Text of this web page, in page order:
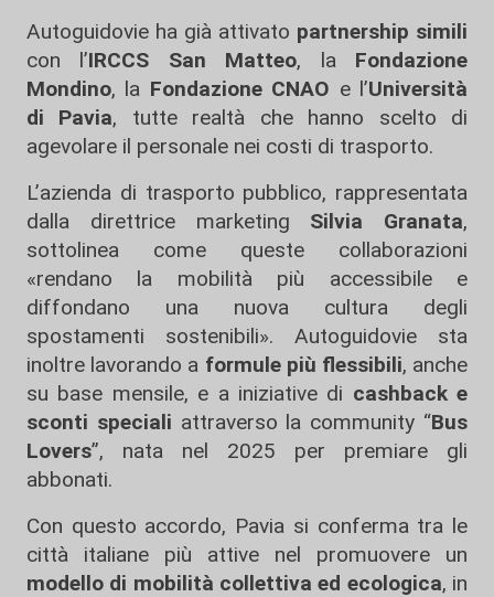
Autoguidovie ha già attivato partnership simili
con l’IRCCS San Matteo, la Fondazione
Mondino, la Fondazione CNAO e l’Università
di Pavia, tutte realtà che hanno scelto di
agevolare il personale nei costi di trasporto.
L’azienda di trasporto pubblico, rappresentata
dalla direttrice marketing Silvia Granata,
sottolinea come queste collaborazioni
«rendano la mobilità più accessibile e
diffondano una nuova cultura degli
spostamenti sostenibili». Autoguidovie sta
inoltre lavorando a formule più flessibili, anche
su base mensile, e a iniziative di cashback e
sconti speciali attraverso la community “Bus
Lovers”, nata nel 2025 per premiare gli
abbonati.
Con questo accordo, Pavia si conferma tra le
città italiane più attive nel promuovere un
modello di mobilità collettiva ed ecologica, in